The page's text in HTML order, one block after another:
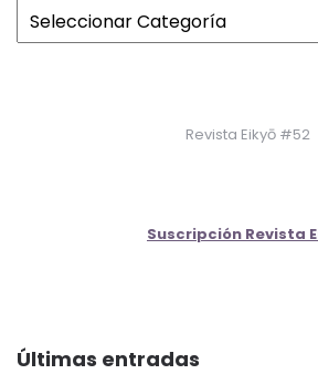
Revista Eikyō #52
Suscripción Revista
Últimas entradas